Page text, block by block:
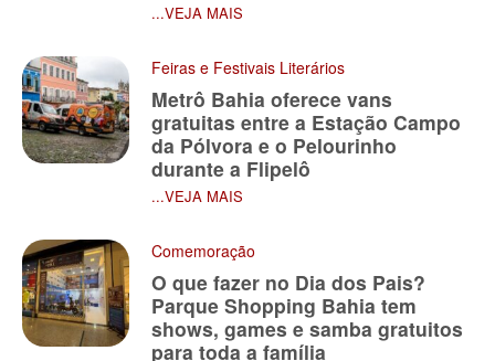
...VEJA MAIS
Feiras e Festivais Literários
Metrô Bahia oferece vans
gratuitas entre a Estação Campo
da Pólvora e o Pelourinho
durante a Flipelô
...VEJA MAIS
Comemoração
O que fazer no Dia dos Pais?
Parque Shopping Bahia tem
shows, games e samba gratuitos
para toda a família